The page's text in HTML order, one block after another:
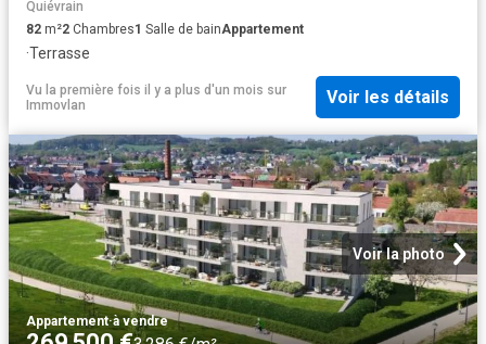
Quiévrain
82 m²2 Chambres1 Salle de bainAppartement
·Terrasse
Vu la première fois il y a plus d'un mois sur
Immovlan
Voir les détails
Voir la photo
Appartement·à vendre